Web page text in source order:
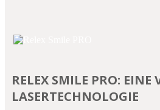
RELEX SMILE PRO: EINE
LASERTECHNOLOGIE